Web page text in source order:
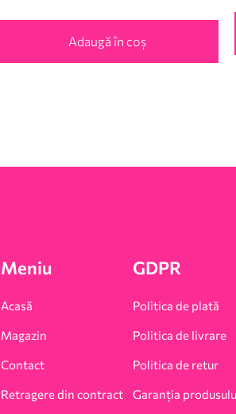
Adaugă în coș
Meniu
Acasă
Magazin
Contact
Retragere din contract
GDPR
Politica de plată
Politica de livrare
Politica de retur
Garanția